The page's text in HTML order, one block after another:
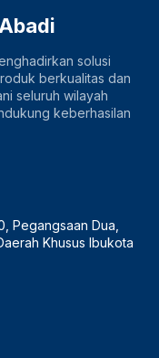
solusi
berkualitas dan
seluruh wilayah
keberhasilan
Pegangsaan Dua,
Khusus Ibukota